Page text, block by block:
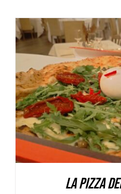
AGGIUNGI AL
La pizza